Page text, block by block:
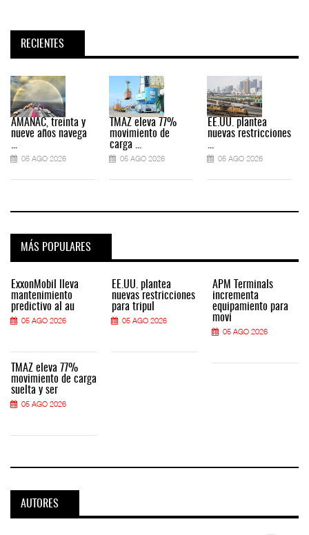
RECIENTES
AMANAC, treinta y
nueve años navega
05 AGO 2026
TMAZ eleva 77%
movimiento de
carga ...
05 AGO 2026
EE.UU. plantea
nuevas restricciones
05 AGO 2026
MÁS POPULARES
ExxonMobil lleva
mantenimiento
predictivo al au
05 AGO 2026
TMAZ eleva 77%
movimiento de carga
suelta y ser
05 AGO 2026
EE.UU. plantea
nuevas restricciones
para tripul
05 AGO 2026
APM Terminals
incrementa
equipamiento para
movi
05 AGO 2026
AUTORES